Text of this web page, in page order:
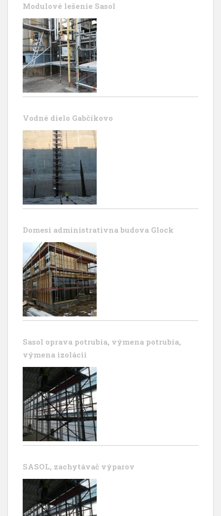
Modulové lešenie Sasol
Vodné dielo Gabčíkovo
Domesi administrativna budova Glock
Sasol oprava potrubia, výmena potrubia,
výmena izolácii
SASOL, zachytávač výparov